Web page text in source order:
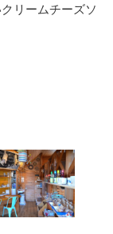
リームチーズソ